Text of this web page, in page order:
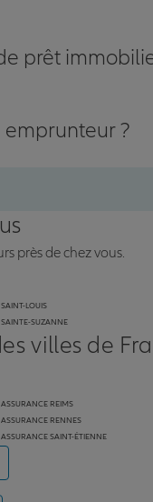
prêt
?
près de chez vous.
SAINT-LOUIS
SAINTE-SUZANNE
villes de
ASSURANCE REIMS
ASSURANCE RENNES
ASSURANCE SAINT-ÉTIENNE